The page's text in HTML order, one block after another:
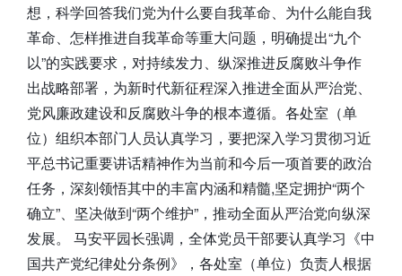
想，科学回答我们党为什么要自我革命、为什么能自我
革命、怎样推进自我革命等重大问题，明确提出“九个
以”的实践要求，对持续发力、纵深推进反腐败斗争作
出战略部署，为新时代新征程深入推进全面从严治党、
党风廉政建设和反腐败斗争的根本遵循。各处室（单
位）组织本部门人员认真学习，要把深入学习贯彻习近
平总书记重要讲话精神作为当前和今后一项首要的政治
任务，深刻领悟其中的丰富内涵和精髓,坚定拥护“两个
确立”、坚决做到“两个维护”，推动全面从严治党向纵深
发展。 马安平园长强调，全体党员干部要认真学习《中
国共产党纪律处分条例》，各处室（单位）负责人根据